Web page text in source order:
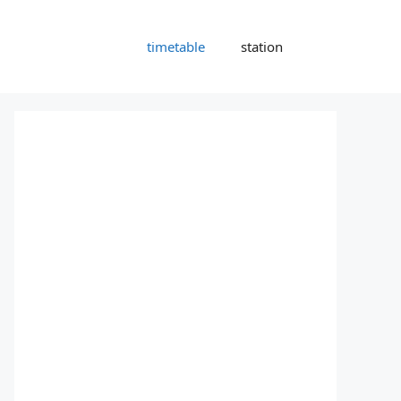
timetable station